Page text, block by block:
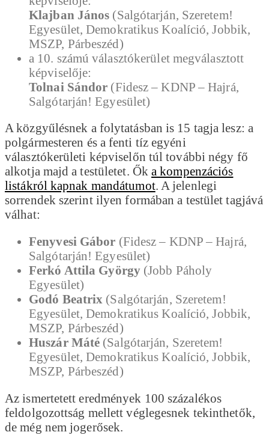
Klajban János (Salgótarján, Szeretem!
Egyesület, Demokratikus Koalíció, Jobbik,
MSZP, Párbeszéd)
a 10. számú választókerület megválasztott
képviselője:
Tolnai Sándor (Fidesz – KDNP – Hajrá,
Salgótarján! Egyesület)
A közgyűlésnek a folytatásban is 15 tagja lesz: a
polgármesteren és a fenti tíz egyéni
választókerületi képviselőn túl további négy fő
alkotja majd a testületet. Őka kompenzációs
listákról kapnak mandátumot. A jelenlegi
sorrendek szerint ilyen formában a testület tagjává
válhat:
Fenyvesi Gábor (Fidesz – KDNP – Hajrá,
Salgótarján! Egyesület)
Ferkó Attila György(Jobb Páholy
Egyesület)
Godó Beatrix (Salgótarján, Szeretem!
Egyesület, Demokratikus Koalíció, Jobbik,
MSZP, Párbeszéd)
Huszár Máté (Salgótarján, Szeretem!
Egyesület, Demokratikus Koalíció, Jobbik,
MSZP, Párbeszéd)
Az ismertetett eredmények 100 százalékos
feldolgozottság mellett véglegesnek tekinthetők,
de még nem jogerősek.